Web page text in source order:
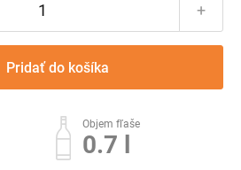
+
Pridať do košíka
Objem fľaše
0.7 l